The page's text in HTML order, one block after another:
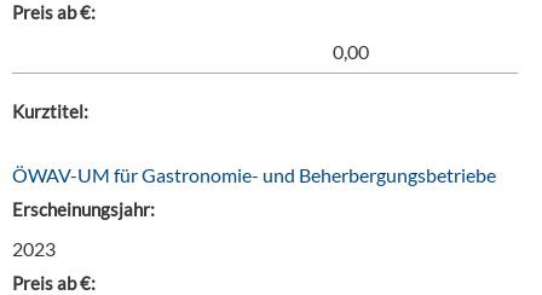
Preis ab €:
0,00
Kurztitel:
ÖWAV-UM für Gastronomie- und Beherbergungsbetriebe
Erscheinungsjahr:
2023
Preis ab €: